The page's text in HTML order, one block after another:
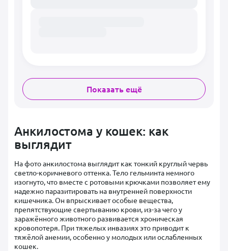
Показать ещё
Анкилостома у кошек: как
выглядит
На фото анкилостома выглядит как тонкий круглый червь
светло-коричневого оттенка. Тело гельминта немного
изогнуто, что вместе с ротовыми крючками позволяет ему
надежно паразитировать на внутренней поверхности
кишечника. Он впрыскивает особые вещества,
препятствующие свертыванию крови, из-за чего у
заражённого животного развивается хроническая
кровопотеря. При тяжелых инвазиях это приводит к
тяжёлой анемии, особенно у молодых или ослабленных
кошек.